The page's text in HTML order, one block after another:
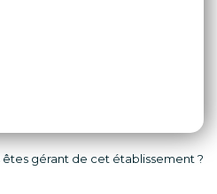
êtes gérant de cet établissement ?